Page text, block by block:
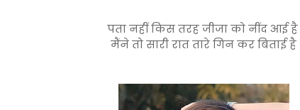
पता नहीं किस तरह जीजा को नींद आई है
मैंने तो सारी रात तारे गिन कर बिताई है